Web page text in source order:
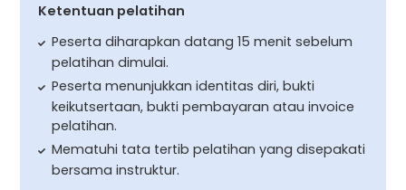
Ketentuan pelatihan
Peserta diharapkan datang 15 menit sebelum
pelatihan dimulai.
Peserta menunjukkan identitas diri, bukti
keikutsertaan, bukti pembayaran atau invoice
pelatihan.
Mematuhi tata tertib pelatihan yang disepakati
bersama instruktur.